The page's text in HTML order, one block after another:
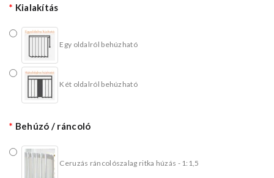
Kialakítás
Egy oldalról behúzható
Két oldalról behúzható
Behúzó / ráncoló
Ceruzás ráncolószalag ritka húzás - 1:1,5